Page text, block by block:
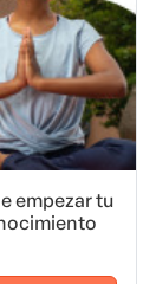
empezar tu